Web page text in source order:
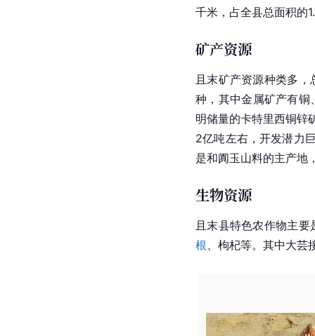
千米，占全县总面积的
矿产资源
且末矿产资源种类多
种，其中金属矿产有铜
明储量的卡特里西铜锌
2亿吨左右，开发潜力
是和阗玉山料的主产地
生物资源
且末县特色农作物主要
根 、枸杞等。其中大